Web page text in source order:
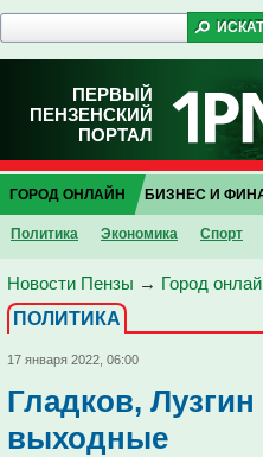
ПЕРВЫЙ
ПЕНЗЕНСКИЙ
ПОРТАЛ
ГОРОД ОНЛАЙН
Политика Экономика Спорт
БИЗНЕС И
Новости Пензы → Город
ПОЛИТИКА
17 января 2022, 06:00
Гладков,
выходные